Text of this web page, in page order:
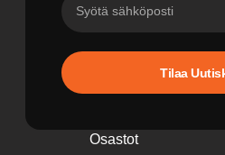
Tilaa
Osastot